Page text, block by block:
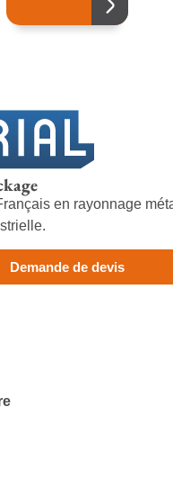
en rayonnage
Demande de devis